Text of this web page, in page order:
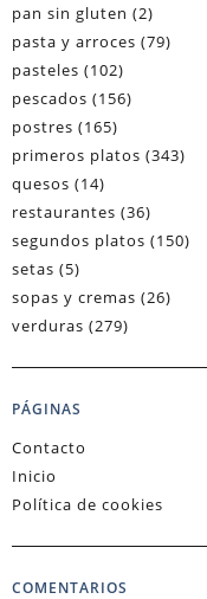
pan sin gluten (2)
pasta y arroces (79)
pasteles (102)
pescados (156)
postres (165)
primeros platos (343)
quesos (14)
restaurantes (36)
segundos platos (150)
setas (5)
sopas y cremas (26)
verduras (279)
PÁGINAS
Contacto
Inicio
Política de cookies
COMENTARIOS